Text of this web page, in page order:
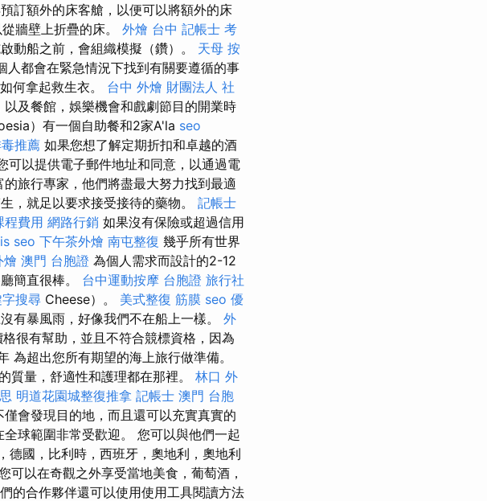
訂額外的床客艙，以便可以將額外的床
牆壁上折疊的床。 外燴 台中 記帳士 考
動船之前，會組織模擬（鑽）。 天母 按
人都會在緊急情況下找到有關要遵循的事
何拿起救生衣。 台中 外燴 財團法人 社
及餐館，娛樂機會和戲劇節目的開業時
）有一個自助餐和2家A'la seo
推薦 如果您想了解定期折扣和卓越的酒
可以提供電子郵件地址和同意，以通過電
旅行專家，他們將盡最大努力找到最適
，就足以要求接受接待的藥物。 記帳士
程費用 網路行銷 如果沒有保險或超過信用
seo 下午茶外燴 南屯整復 幾乎所有世界
燴 澳門 台胞證 為個人需求而設計的2-12
簡直很棒。 台中運動按摩 台胞證 旅行社
搜尋 Cheese）。 美式整復 筋膜 seo 優
有暴風雨，好像我們不在船上一樣。 外
很有幫助，並且不符合競標資格，因為
超出您所有期望的海上旅行做準備。
質量，舒適性和護理都在那裡。 林口 外
明道花園城整復推拿 記帳士 澳門 台胞
會發現目的地，而且還可以充實真實的
球範圍非常受歡迎。 您可以與他們一起
德國，比利時，西班牙，奧地利，奧地利
可以在奇觀之外享受當地美食，葡萄酒，
的合作夥伴還可以使用使用工具閱讀方法